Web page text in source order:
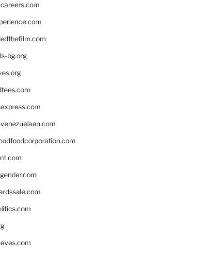
bg.org